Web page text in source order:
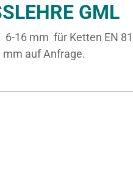
GML
16 mm für Ketten EN
mm auf Anfrage.